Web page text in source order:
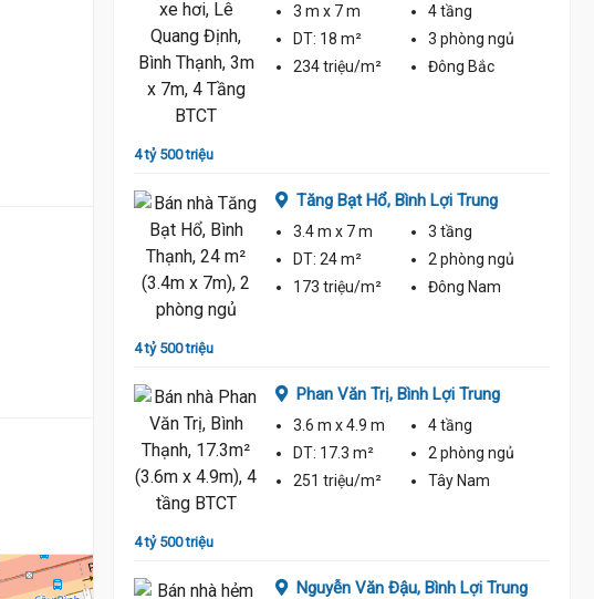
4 tỷ 500 triệu
3 m x 7 m
4 tầng
DT: 18 m² 3 phòng ngủ
234 triệu/m²
Đông Bắc
4 tỷ 500 triệu
Tăng Bạt Hổ, Bình Lợi Trung
3.4 m x 7 m
3 tầng
DT: 24 m² 2 phòng ngủ
173 triệu/m²
Đông Nam
4 tỷ 500 triệu
Phan Văn Trị, Bình Lợi Trung
3.6 m x 4.9 m
4 tầng
DT: 17.3 m² 2 phòng ngủ
251 triệu/m²
Tây Nam
Nguyễn Văn Đậu, Bình Lợi Trung